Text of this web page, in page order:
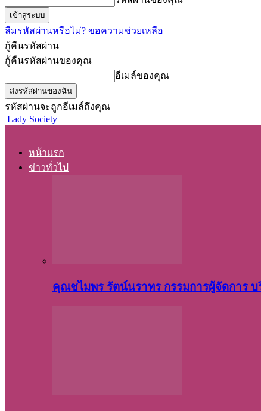
ลืมรหัสผ่านหรือไม่? ขอความช่วยเหลือ
กู้คืนรหัสผ่าน
กู้คืนรหัสผ่านของคุณ
อีเมล์ของคุณ
รหัสผ่านจะถูกอีเมล์ถึงคุณ
Lady Society
หน้าแรก
ข่าวทั่วไป
คุณชไมพร​ รัตน์​นรา​ทร​ กรรมการ​ผู้จัดการ